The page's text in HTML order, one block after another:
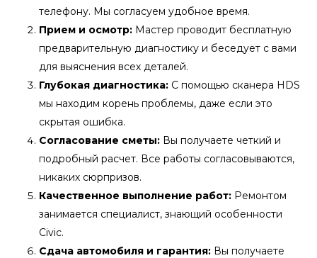
телефону. Мы согласуем удобное время.
Прием и осмотр: Мастер проводит бесплатную
предварительную диагностику и беседует с вами
для выяснения всех деталей.
Глубокая диагностика: С помощью сканера HDS
мы находим корень проблемы, даже если это
скрытая ошибка.
Согласование сметы: Вы получаете четкий и
подробный расчет. Все работы согласовываются,
никаких сюрпризов.
Качественное выполнение работ: Ремонтом
занимается специалист, знающий особенности
Civic.
Сдача автомобиля и гарантия: Вы получаете